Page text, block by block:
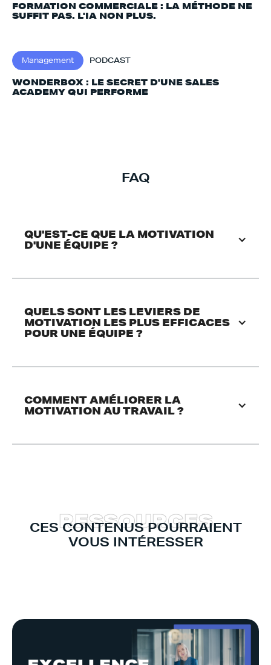
FORMATION COMMERCIALE : LA MÉTHODE NE
SUFFIT PAS. L'IA NON PLUS.‍
Management PODCAST
WONDERBOX : LE SECRET D'UNE SALES
ACADEMY QUI PERFORME
FAQ
QU'EST-CE QUE LA MOTIVATION
D'UNE ÉQUIPE ?
QUELS SONT LES LEVIERS DE
MOTIVATION LES PLUS EFFICACES
POUR UNE ÉQUIPE ?
COMMENT AMÉLIORER LA
MOTIVATION AU TRAVAIL ?
CES CONTENUS POURRAIENT
VOUS INTÉRESSER
RESSOURCES